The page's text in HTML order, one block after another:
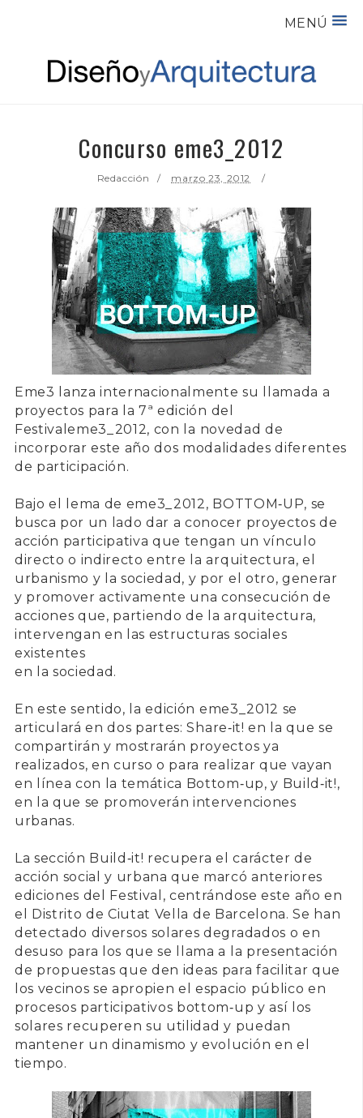
MENÚ
Concurso eme3_2012
Redacción marzo 23, 2012
Eme3 lanza internacionalmente su llamada a
proyectos para la7ª edición del
Festivaleme3_2012, con la novedad de
incorporar este año dos modalidades diferentes
de participación.
Bajo el lema de eme3_2012, BOTTOM‐UP, se
busca por un lado dar a conocer proyectos de
acción participativa que tengan un vínculo
directo o indirecto entre la arquitectura, el
urbanismo y la sociedad, y por el otro, generar
y promover activamente una consecución de
acciones que, partiendo de la arquitectura,
intervengan en las estructuras sociales
existentes
en la sociedad.
En este sentido, la edición eme3_2012 se
articulará en dos partes: Share‐it! en la que se
compartirán y mostrarán proyectos ya
realizados, en curso o para realizar que vayan
en línea con la temática Bottom‐up, y Build‐it!,
en la que se promoverán intervenciones
urbanas.
La sección Build‐it! recupera el carácter de
acción social y urbana que marcó anteriores
ediciones del Festival, centrándose este año en
el Distrito de Ciutat Vella de Barcelona. Se han
detectado diversos solares degradados o en
desuso para los que se llama a la presentación
de propuestas que den ideas para facilitar que
los vecinos se apropien el espacio público en
procesos participativos bottom‐up y así los
solares recuperen su utilidad y puedan
mantener un dinamismo y evolución en el
tiempo.